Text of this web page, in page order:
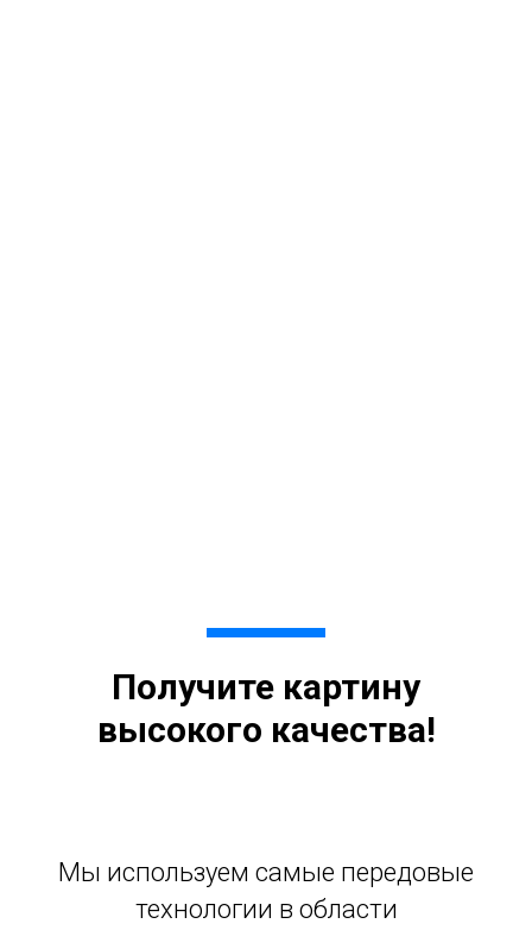
Получите картину
высокого качества!
Мы используем самые передовые
технологии в области